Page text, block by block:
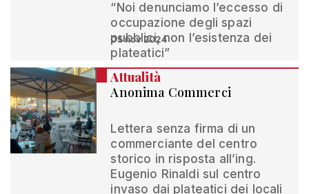
“Noi denunciamo l’eccesso di
occupazione degli spazi
pubblici, non l’esistenza dei
plateatici”
05 nov 2024
Attualità
Anonima Commerci
Lettera senza firma di un
commerciante del centro
storico in risposta all’ing.
Eugenio Rinaldi sul centro
invaso dai plateatici dei locali